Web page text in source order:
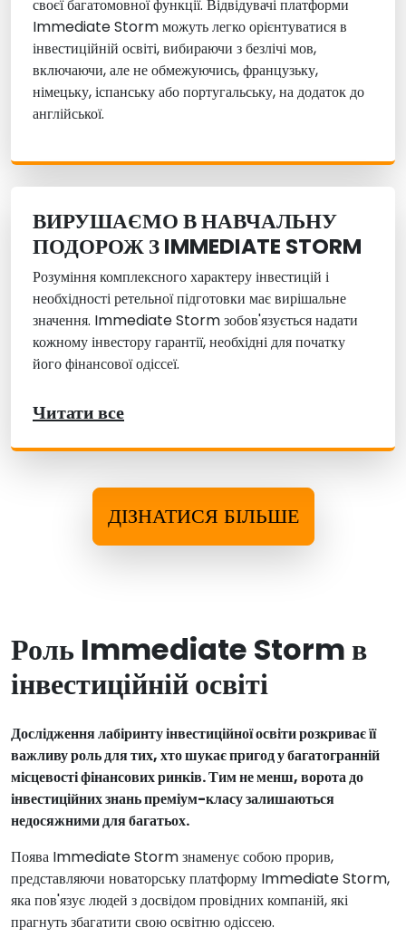
своєї багатомовної функції. Відвідувачі платформи
Immediate Storm можуть легко орієнтуватися в
інвестиційній освіті, вибираючи з безлічі мов,
включаючи, але не обмежуючись, французьку,
німецьку, іспанську або португальську, на додаток до
англійської.
ВИРУШАЄМО В НАВЧАЛЬНУ
ПОДОРОЖ З IMMEDIATE STORM
Розуміння комплексного характеру інвестицій і
необхідності ретельної підготовки має вирішальне
значення. Immediate Storm зобов'язується надати
кожному інвестору гарантії, необхідні для початку
його фінансової одіссеї.
Читати все
ДІЗНАТИСЯ БІЛЬШЕ
Роль Immediate Storm в
інвестиційній освіті
Дослідження лабіринту інвестиційної освіти розкриває її
важливу роль для тих, хто шукає пригод у багатогранній
місцевості фінансових ринків. Тим не менш, ворота до
інвестиційних знань преміум-класу залишаються
недосяжними для багатьох.
Поява Immediate Storm знаменує собою прорив,
представляючи новаторську платформу Immediate Storm,
яка пов'язує людей з досвідом провідних компаній, які
прагнуть збагатити свою освітню одіссею.